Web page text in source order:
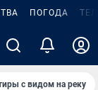
ПОГОДА
с видом на реку